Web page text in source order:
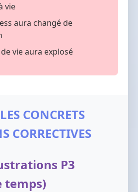
vie
aura changé de
vie aura explosé
CONCRETS
CORRECTIVES
P3
temps)